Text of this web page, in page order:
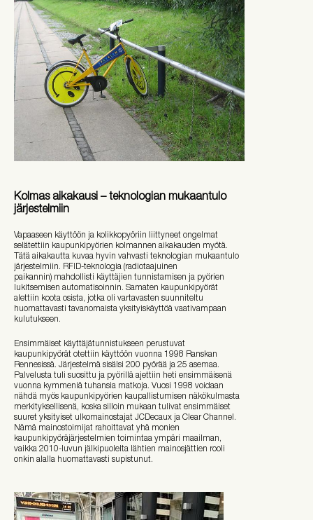
Kolmas aikakausi – teknologian mukaantulo
järjestelmiin
Vapaaseen käyttöön ja kolikkopyöriin liittyneet ongelmat
selätettiin kaupunkipyörien kolmannen aikakauden myötä.
Tätä aikakautta kuvaa hyvin vahvasti teknologian mukaantulo
järjestelmiin. RFID-teknologia (radiotaajuinen
paikannin) mahdollisti käyttäjien tunnistamisen ja pyörien
lukitsemisen automatisoinnin. Samaten kaupunkipyörät
alettiin koota osista, jotka oli vartavasten suunniteltu
huomattavasti tavanomaista yksityiskäyttöä vaativampaan
kulutukseen.
Ensimmäiset käyttäjätunnistukseen perustuvat
kaupunkipyörät otettiin käyttöön vuonna 1998 Ranskan
Rennesissä. Järjestelmä sisälsi 200 pyörää ja 25 asemaa.
Palvelusta tuli suosittu ja pyörillä ajettiin heti ensimmäisenä
vuonna kymmeniä tuhansia matkoja. Vuosi 1998 voidaan
nähdä myös kaupunkipyörien kaupallistumisen näkökulmasta
merkityksellisenä, koska silloin mukaan tulivat ensimmäiset
suuret yksityiset ulkomainostajat JCDecaux ja Clear Channel.
Nämä mainostoimijat rahoittavat yhä monien
kaupunkipyöräjärjestelmien toimintaa ympäri maailman,
vaikka 2010-luvun jälkipuolelta lähtien mainosjättien rooli
onkin alalla huomattavasti supistunut.